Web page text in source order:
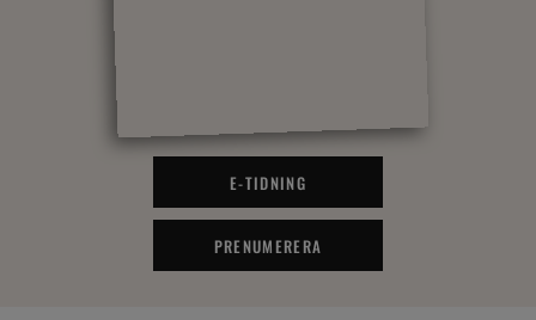
E-TIDNING
PRENUMERERA